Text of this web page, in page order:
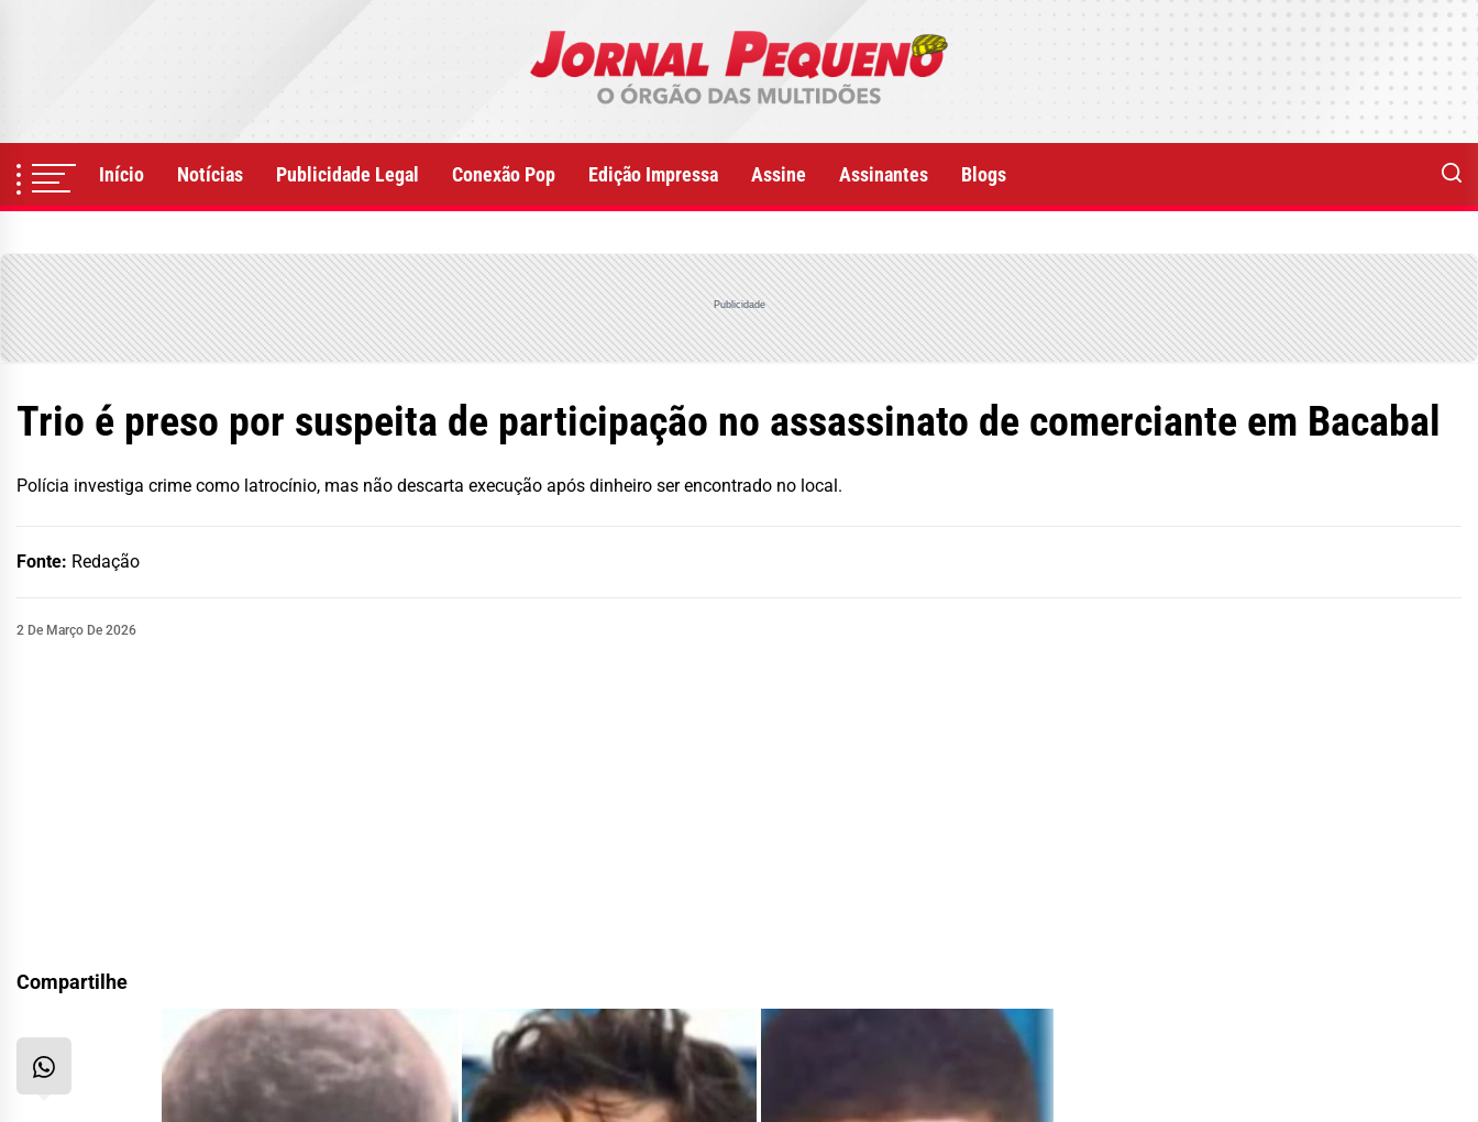
Início Notícias Publicidade Legal Conexão Pop Edição Impressa Assine Assinantes Blogs
Publicidade
Trio é preso por suspeita de participação no assassinato de comerciante em Bacabal
Polícia investiga crime como latrocínio, mas não descarta execução após dinheiro ser encontrado no local.
Fonte: Redação
2 De Março De 2026
Compartilhe